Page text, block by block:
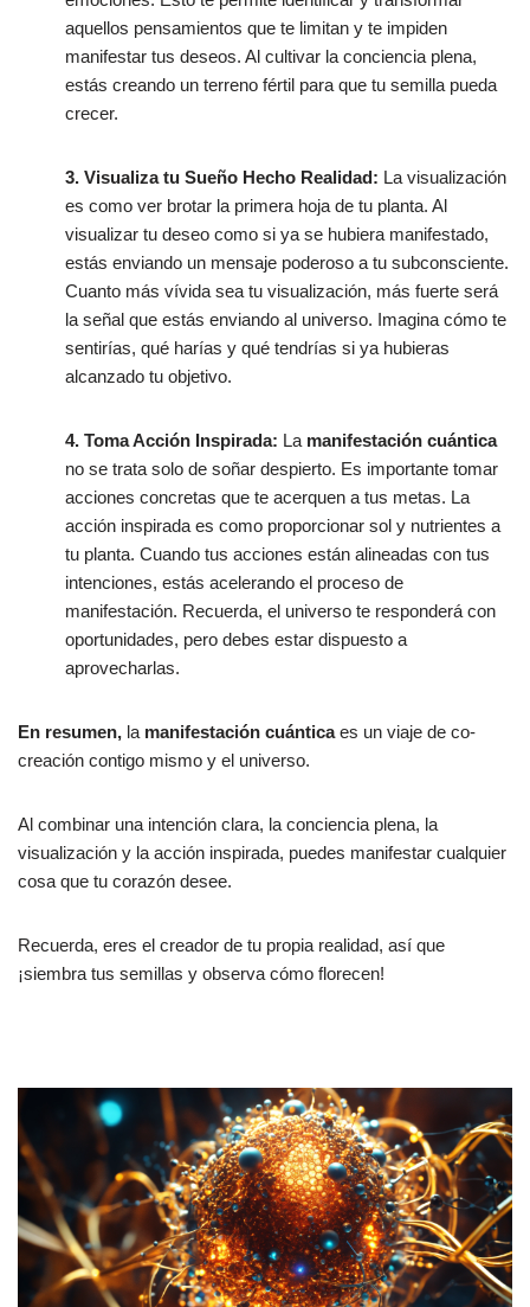
aquellos pensamientos que te limitan y te impiden
manifestar tus deseos. Al cultivar la conciencia plena,
estás creando un terreno fértil para que tu semilla pueda
crecer.
3. Visualiza tu Sueño Hecho Realidad: La visualización
es como ver brotar la primera hoja de tu planta. Al
visualizar tu deseo como si ya se hubiera manifestado,
estás enviando un mensaje poderoso a tu subconsciente.
Cuanto más vívida sea tu visualización, más fuerte será
la señal que estás enviando al universo. Imagina cómo te
sentirías, qué harías y qué tendrías si ya hubieras
alcanzado tu objetivo.
4. Toma Acción Inspirada: La manifestación cuántica
no se trata solo de soñar despierto. Es importante tomar
acciones concretas que te acerquen a tus metas. La
acción inspirada es como proporcionar sol y nutrientes a
tu planta. Cuando tus acciones están alineadas con tus
intenciones, estás acelerando el proceso de
manifestación. Recuerda, el universo te responderá con
oportunidades, pero debes estar dispuesto a
aprovecharlas.
En resumen, la manifestación cuánticaes un viaje de co-
creación contigo mismo y el universo.
Al combinar una intención clara, la conciencia plena, la
visualización y la acción inspirada, puedes manifestar cualquier
cosa que tu corazón desee.
Recuerda, eres el creador de tu propia realidad, así que
¡siembra tus semillas y observa cómo florecen!